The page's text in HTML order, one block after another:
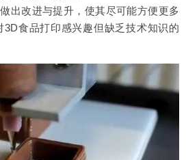
出改进与提升，使其尽可能方便更多
3D食品打印感兴趣但缺乏技术知识的